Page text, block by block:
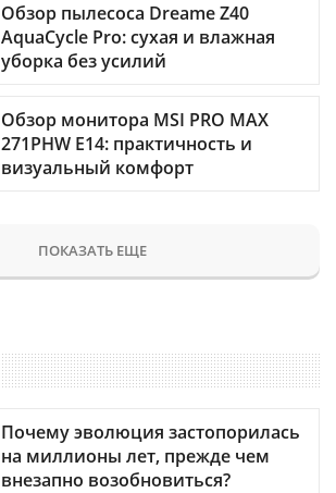
Обзор пылесоса Dreame Z40
AquaCycle Pro: сухая и влажная
уборка без усилий
Обзор монитора MSI PRO MAX
271PHW E14: практичность и
визуальный комфорт
ПОКАЗАТЬ ЕЩЕ
Почему эволюция застопорилась
на миллионы лет, прежде чем
внезапно возобновиться?